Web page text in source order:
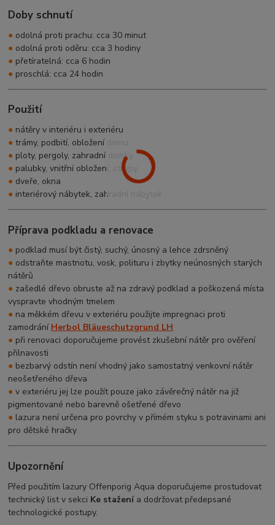
Doby schnutí
● odolná proti prachu: cca 30 minut
● odolná proti oděru: cca 3 hodiny
● přetíratelná: cca 6 hodin
● proschlá: cca 24 hodin
Použití
● nátěry v interiéru i exteriéru
● trámy, podbití, obložení domu
● ploty, pergoly, zahradní domky
● palubky, vnitřní obložení, stropy
● dveře, okna
● interiérový nábytek, zahradní nábytek
Příprava podkladu a renovace
● podklad musí být čistý, suchý, únosný a lehce zdrsněný
● odstraňte mastnotu, vosk, polituru i zbytky neúnosných starých
nátěrů
● zašedlé dřevo obruste až na zdravý podklad a poškozená místa
vyspravte vhodným tmelem
● na měkkém dřevu v exteriéru použijte impregnaci proti
zamodrání Herbol Bläueschutzgrund LH
● při renovaci doporučujeme provést zkušební nátěr pro ověření
přilnavosti
● bezbarvý odstín není vhodný jako samostatný venkovní nátěr
neošetřeného dřeva
● v exteriéru jej lze použít pouze jako závěrečný nátěr na již
pigmentované nebo barevně ošetřené dřevo
● lazura není určena pro povrchy v přímém styku s potravinami ani
pro dětské hračky
Upozornění
Před použitím lazury Offenporig Aqua doporučujeme prostudovat
technický list v sekci Ke stažení a dodržovat předepsané
technologické postupy.